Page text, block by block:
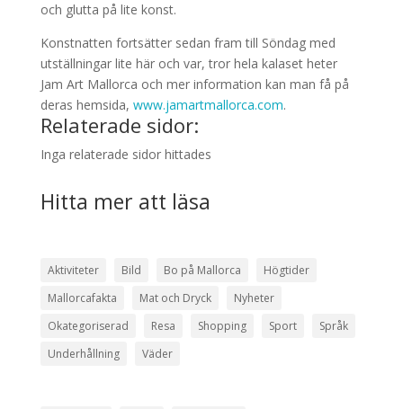
och glutta på lite konst.
Konstnatten fortsätter sedan fram till Söndag med
utställningar lite här och var, tror hela kalaset heter
Jam Art Mallorca och mer information kan man få på
deras hemsida, www.jamartmallorca.com.
Relaterade sidor:
Inga relaterade sidor hittades
Hitta mer att läsa
Aktiviteter Bild Bo på Mallorca
Högtider
Mallorcafakta
Mat och Dryck
Nyheter
Okategoriserad
Resa Shopping Sport
Språk
Underhållning
Väder